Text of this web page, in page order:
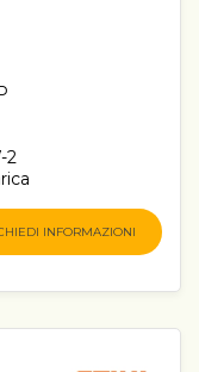
2
INFORMAZIONI